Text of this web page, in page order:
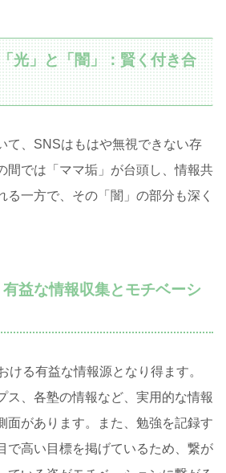
光」と「闇」：賢く付き合
て、SNSはもはや無視できない存
間では「ママ垢」が台頭し、情報共
る一方で、その「闇」の部分も深く
益な情報収集とモチベーシ
ける有益な情報源となり得ます。
ス、各塾の情報など、実用的な情報
面があります。また、勉強を記録す
で高い目標を掲げているため、繋が